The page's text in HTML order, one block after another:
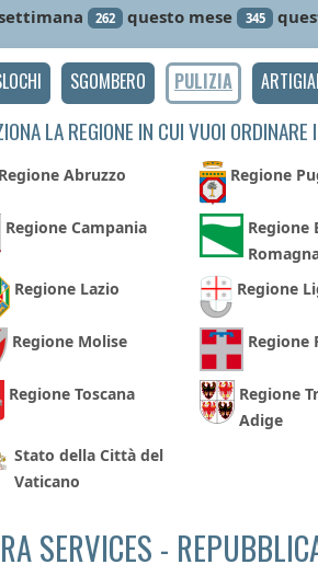
262 questo mese 345
SGOMBERO PULIZIA
LA REGIONE IN CUI VUOI
Regione Abruzzo Regione
Regione Campania
Regione
Regione Lazio Regione
Regione Molise Regione
Regione Toscana
Regione
Adige
Stato della Città del
Vaticano
SERVICES -